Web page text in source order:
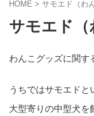
HOME > サモエド（わ
サモエド（
わんこグッズに関す
うちではサモエドと
大型寄りの中型犬を